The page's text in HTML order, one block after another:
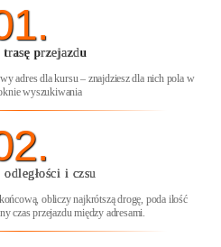
trasę przejazdu
adres dla kursu – znajdziesz dla nich pola w
wyszukiwania
i czsu
obliczy najkrótszą drogę, poda ilość
czas przejazdu między adresami.